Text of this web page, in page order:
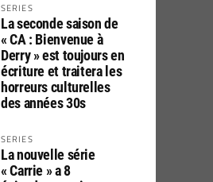
SERIES
La seconde saison de
« CA : Bienvenue à
Derry » est toujours en
écriture et traitera les
horreurs culturelles
des années 30s
SERIES
La nouvelle série
« Carrie » a 8